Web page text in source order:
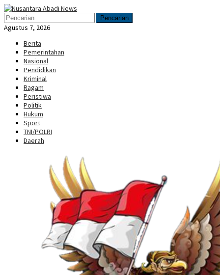
Loncat
ke
konten
Menu
Mobile
Pencarian
Agustus 7, 2026
Berita
Pemerintahan
Nasional
Pendidikan
Kriminal
Ragam
Peristiwa
Politik
Hukum
Sport
TNI/POLRI
Daerah